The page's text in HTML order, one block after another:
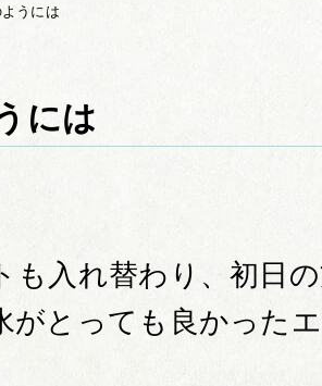
うには
には
も入れ替わり、初日
がとっても良かった